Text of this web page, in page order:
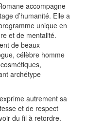
accompagne
d’humanité. Elle a
unique en
et de mentalité.
de beaux
célèbre homme
archétype
autrement sa
et de respect
du fil à retordre.